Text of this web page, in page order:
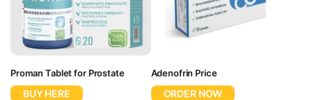
Proman Tablet for Prostate
BUY HERE
Adenofrin Price
ORDER NOW